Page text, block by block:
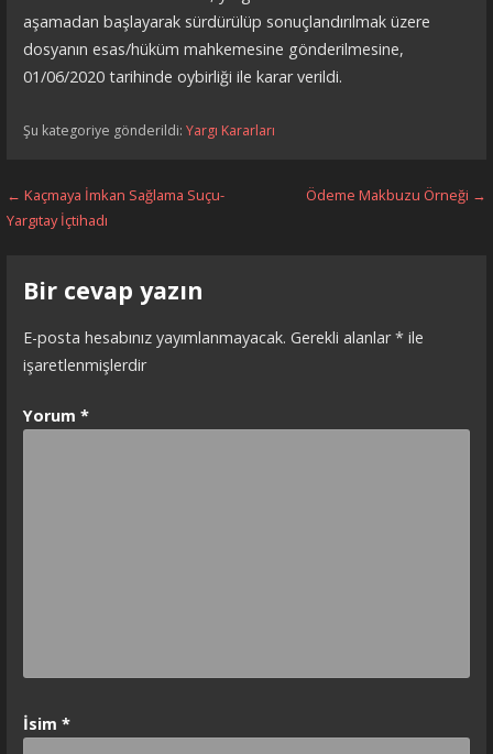
aşamadan başlayarak sürdürülüp sonuçlandırılmak üzere
dosyanın esas/hüküm mahkemesine gönderilmesine,
01/06/2020 tarihinde oybirliği ile karar verildi.
Şu kategoriye gönderildi: Yargı Kararları
Yazı
dolaşımı
← Kaçmaya İmkan Sağlama Suçu-
Yargıtay İçtihadı
Ödeme Makbuzu Örneği →
Bir cevap yazın
E-posta hesabınız yayımlanmayacak. Gerekli alanlar*ile
işaretlenmişlerdir
Yorum *
İsim *